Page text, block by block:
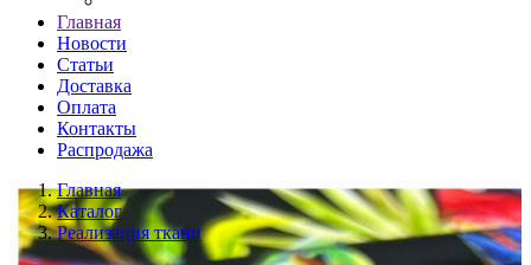
Главная
Новости
Статьи
Доставка
Оплата
Контакты
Распродажа
Главная
Каталог
Реализация ткани